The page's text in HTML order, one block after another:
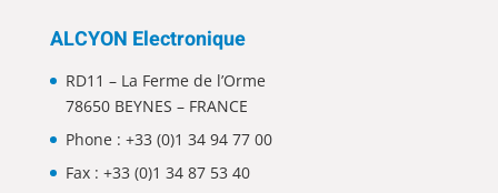
ALCYON Electronique
RD11 – La Ferme de l’Orme
78650 BEYNES – FRANCE
Phone : +33 (0)1 34 94 77 00
Fax : +33 (0)1 34 87 53 40